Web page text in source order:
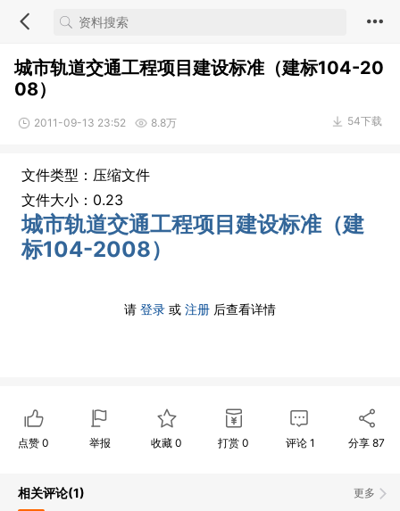
城市轨道交通工程项目建设标准（建标104-20
08）
2011-09-13 23:52 8.8万 54下载
文件类型：压缩文件
文件大小：0.23
城市轨道交通工程项目建设标准（建
标104-2008）
请 登录 或 注册 后查看详情
点赞 0 举报 收藏0 打赏 0 评论 1 分享87
更多
相关评论(1)